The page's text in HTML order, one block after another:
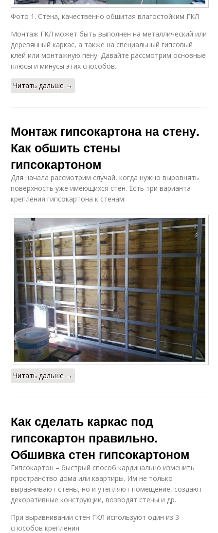
Фото 1. Стена, качественно обшитая влагостойким ГКЛ
Монтаж ГКЛ может быть выполнен на металлический или
деревянный каркас, а также на специальный гипсовый
клей или монтажную пену. Давайте рассмотрим основные
плюсы и минусы этих способов.
Читать дальше →
Монтаж гипсокартона на стену.
Как обшить стены
гипсокартоном
Для начала рассмотрим случай, когда нужно выровнять
поверхность уже имеющихся стен. Есть три варианта
крепления гипсокартона к стенам:
Читать дальше →
Как сделать каркас под
гипсокартон правильно.
Обшивка стен гипсокартоном
Гипсокартон – быстрый способ кардинально изменить
пространство дома или квартиры. Им не только
выравнивают стены, но и утепляют помещение, создают
декоративные конструкции, возводят стены и др.
При выравнивании стен ГКЛ используют один из 3
способов крепления: